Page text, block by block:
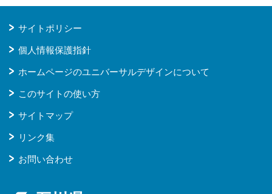
サイトポリシー
個人情報保護指針
ホームページのユニバーサルデザインについて
このサイトの使い方
サイトマップ
リンク集
お問い合わせ